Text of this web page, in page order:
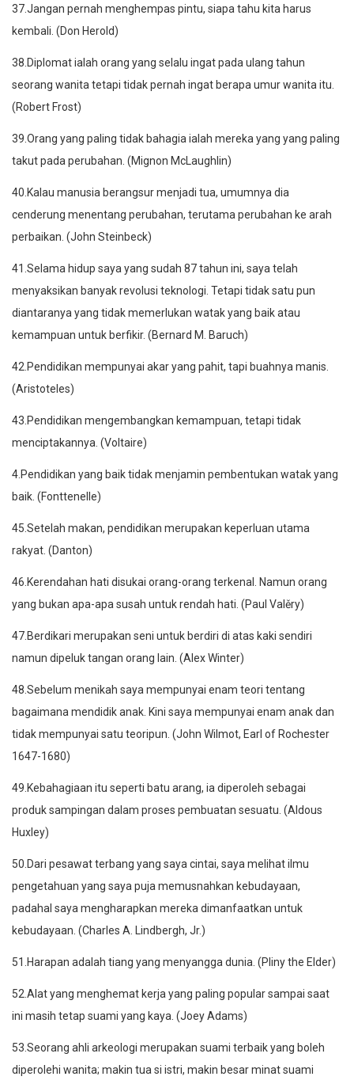
37.Jangan pernah menghempas pintu, siapa tahu kita harus
kembali. (Don Herold)
38.Diplomat ialah orang yang selalu ingat pada ulang tahun
seorang wanita tetapi tidak pernah ingat berapa umur wanita itu.
(Robert Frost)
39.Orang yang paling tidak bahagia ialah mereka yang yang paling
takut pada perubahan. (Mignon McLaughlin)
40.Kalau manusia berangsur menjadi tua, umumnya dia
cenderung menentang perubahan, terutama perubahan ke arah
perbaikan. (John Steinbeck)
41.Selama hidup saya yang sudah 87 tahun ini, saya telah
menyaksikan banyak revolusi teknologi. Tetapi tidak satu pun
diantaranya yang tidak memerlukan watak yang baik atau
kemampuan untuk berfikir. (Bernard M. Baruch)
42.Pendidikan mempunyai akar yang pahit, tapi buahnya manis.
(Aristoteles)
43.Pendidikan mengembangkan kemampuan, tetapi tidak
menciptakannya. (Voltaire)
4.Pendidikan yang baik tidak menjamin pembentukan watak yang
baik. (Fonttenelle)
45.Setelah makan, pendidikan merupakan keperluan utama
rakyat. (Danton)
46.Kerendahan hati disukai orang-orang terkenal. Namun orang
yang bukan apa-apa susah untuk rendah hati. (Paul Valěry)
47.Berdikari merupakan seni untuk berdiri di atas kaki sendiri
namun dipeluk tangan orang lain. (Alex Winter)
48.Sebelum menikah saya mempunyai enam teori tentang
bagaimana mendidik anak. Kini saya mempunyai enam anak dan
tidak mempunyai satu teoripun. (John Wilmot, Earl of Rochester
1647-1680)
49.Kebahagiaan itu seperti batu arang, ia diperoleh sebagai
produk sampingan dalam proses pembuatan sesuatu. (Aldous
Huxley)
50.Dari pesawat terbang yang saya cintai, saya melihat ilmu
pengetahuan yang saya puja memusnahkan kebudayaan,
padahal saya mengharapkan mereka dimanfaatkan untuk
kebudayaan. (Charles A. Lindbergh, Jr.)
51.Harapan adalah tiang yang menyangga dunia. (Pliny the Elder)
52.Alat yang menghemat kerja yang paling popular sampai saat
ini masih tetap suami yang kaya. (Joey Adams)
53.Seorang ahli arkeologi merupakan suami terbaik yang boleh
diperolehi wanita; makin tua si istri, makin besar minat suami